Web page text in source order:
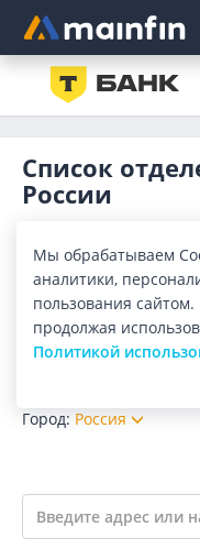
Главное меню
Список
России
поиск ближайшего
названию. Часы
Показать весь
Отделения
Город: Россия
Мы обрабатываем
аналитики,
пользования
продолжая
Политикой